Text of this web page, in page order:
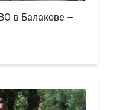
в Балакове –